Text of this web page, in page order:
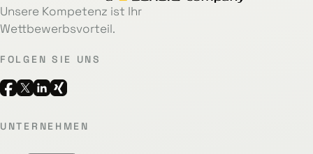
Unsere Kompetenz ist Ihr
Wettbewerbsvorteil.
FOLGEN SIE UNS
UNTERNEHMEN